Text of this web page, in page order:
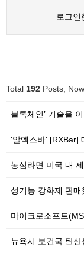
로그인
Total 192 Posts, Now
블록체인’ 기술을
'알엑스바' [RXBar]
농심라면 미국 내
성기능 강화제 판매
마이크로소프트
뉴욕시 보건국 탄